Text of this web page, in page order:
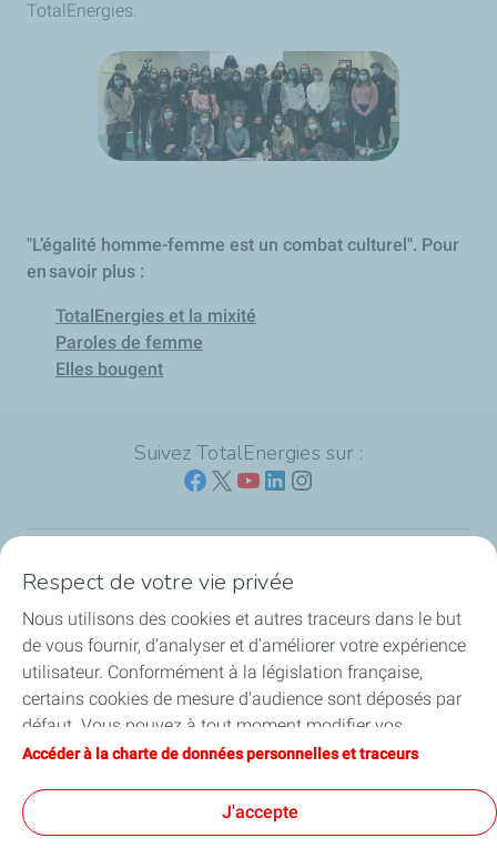
TotalEnergies.
"L’égalité homme-femme est un combat culturel". Pour
en savoir plus :
TotalEnergies et la mixité
Paroles de femme
Elles bougent
Suivez TotalEnergies sur :
Nos sites
Notre engagement
Notre expertise
Travailler avec nous
Respect de votre vie privée
Nous utilisons des cookies et autres traceurs dans le but
de vous fournir, d’analyser et d’améliorer votre expérience
utilisateur. Conformément à la législation française,
certains cookies de mesure d'audience sont déposés par
défaut. Vous pouvez à tout moment modifier vos
paramètres de cookies en cliquant sur le bouton « Gérer
vous acceptez le dépôt de l’ensemble des cookies. Dans le
cas où vous cliquez sur « Je refuse », seuls les cookies
Accéder à la charte de données personnelles et traceurs
J'accepte